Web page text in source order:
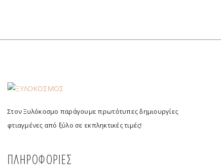
Στον Ξυλόκοσμο παράγουμε πρωτότυπες δημιουργίες
φτιαγμένες από ξύλο σε εκπληκτικές τιμές!
ΠΛΗΡΟΦΟΡΙΕΣ